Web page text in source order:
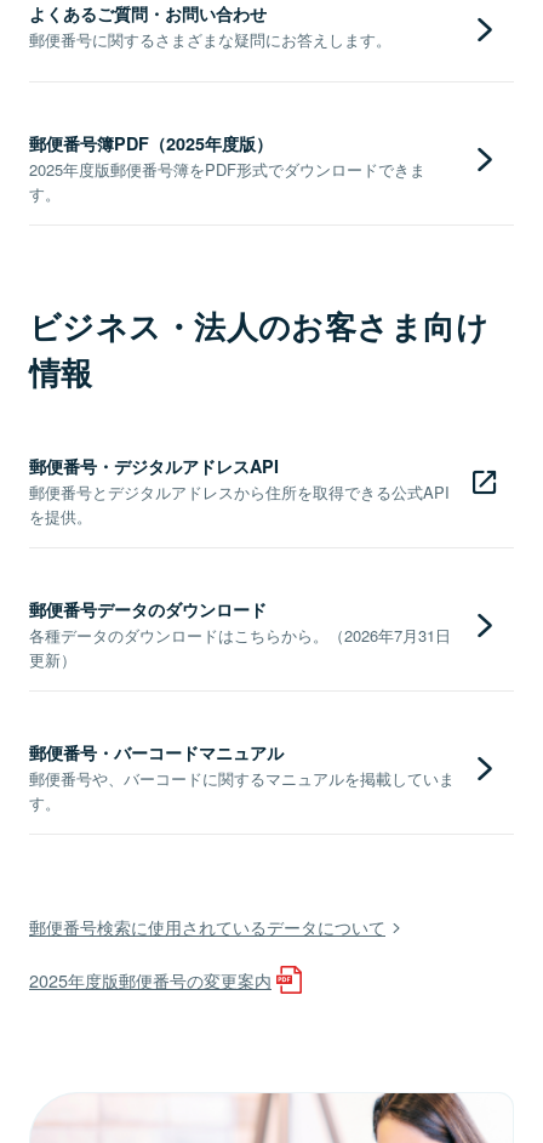
よくあるご質問・お問い合わせ
郵便番号に関するさまざまな疑問にお答えします。
郵便番号簿PDF（2025年度版）
2025年度版郵便番号簿をPDF形式でダウンロードできま
す。
ビジネス・法人のお客さま向け
情報
郵便番号・デジタルアドレスAPI
郵便番号とデジタルアドレスから住所を取得できる公式API
を提供。
郵便番号データのダウンロード
各種データのダウンロードはこちらから。（2026年7月31日
更新）
郵便番号・バーコードマニュアル
郵便番号や、バーコードに関するマニュアルを掲載していま
す。
郵便番号検索に使用されているデータについて
2025年度版郵便番号の変更案内